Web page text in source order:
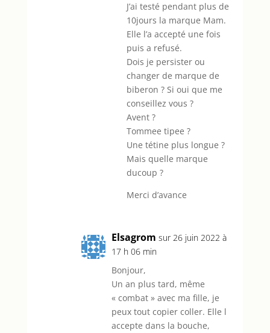
J’ai testé pendant plus de
10jours la marque Mam.
Elle l’a accepté une fois
puis a refusé.
Dois je persister ou
changer de marque de
biberon ? Si oui que me
conseillez vous ?
Avent ?
Tommee tipee ?
Une tétine plus longue ?
Mais quelle marque
ducoup ?
Merci d’avance
Elsagrom sur 26 juin 2022 à
17 h 06 min
Bonjour,
Un an plus tard, même
« combat » avec ma fille, je
peux tout copier coller. Elle l
accepte dans la bouche,